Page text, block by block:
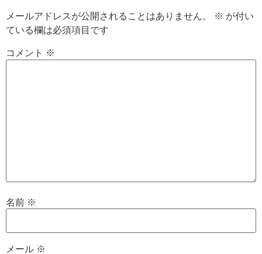
メールアドレスが公開されることはありません。 ※ が付い
ている欄は必須項目です
コメント ※
名前 ※
メール ※